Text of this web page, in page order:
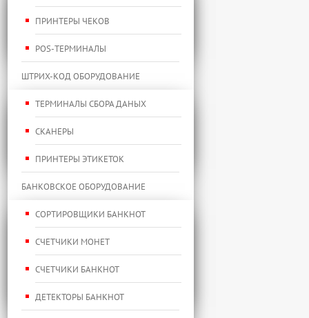
ПРИНТЕРЫ ЧЕКОВ
POS-ТЕРМИНАЛЫ
ШТРИХ-КОД ОБОРУДОВАНИЕ
ТЕРМИНАЛЫ СБОРА ДАНЫХ
СКАНЕРЫ
ПРИНТЕРЫ ЭТИКЕТОК
БАНКОВСКОЕ ОБОРУДОВАНИЕ
СОРТИРОВЩИКИ БАНКНОТ
СЧЕТЧИКИ МОНЕТ
СЧЕТЧИКИ БАНКНОТ
ДЕТЕКТОРЫ БАНКНОТ